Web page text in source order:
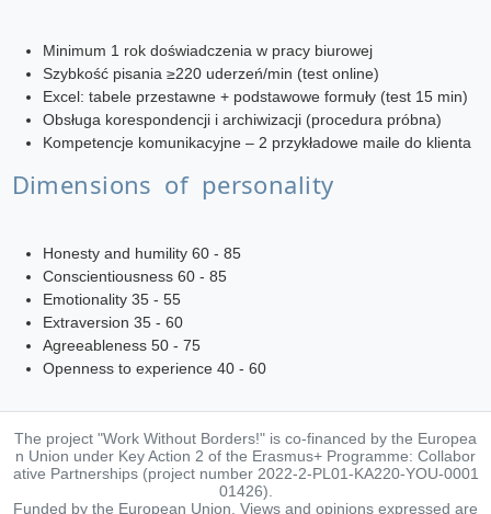
Minimum 1 rok doświadczenia w pracy biurowej
Szybkość pisania ≥220 uderzeń/min (test online)
Excel: tabele przestawne + podstawowe formuły (test 15 min)
Obsługa korespondencji i archiwizacji (procedura próbna)
Kompetencje komunikacyjne – 2 przykładowe maile do klienta
Dimensions of personality
Honesty and humility 60 - 85
Conscientiousness 60 - 85
Emotionality 35 - 55
Extraversion 35 - 60
Agreeableness 50 - 75
Openness to experience 40 - 60
The project "Work Without Borders!" is co-financed by the Europea
n Union under Key Action 2 of the Erasmus+ Programme: Collabor
ative Partnerships (project number 2022-2-PL01-KA220-YOU-0001
01426).
Funded by the European Union. Views and opinions expressed are